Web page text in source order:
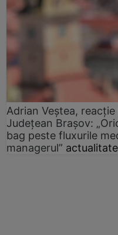
Adrian Veștea,
Județean Brașov:
bag peste fluxurile
managerul”